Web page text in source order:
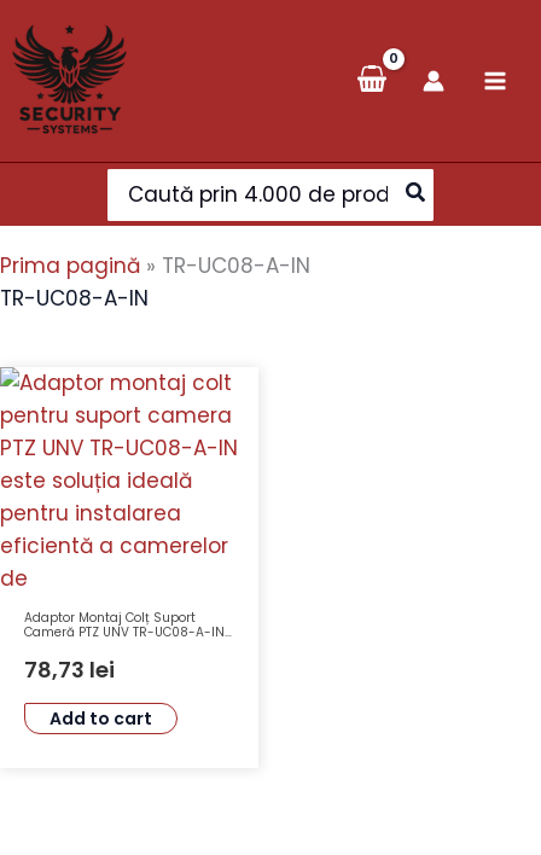
to
content
Search
for:
Prima pagină » TR-UC08-A-IN
TR-UC08-A-IN
Adaptor Montaj Colț Suport
Cameră PTZ UNV TR-UC08-A-IN
20Kg, Dimensiuni 215mm x
210mm x 122mm
78,73 lei
Add to cart